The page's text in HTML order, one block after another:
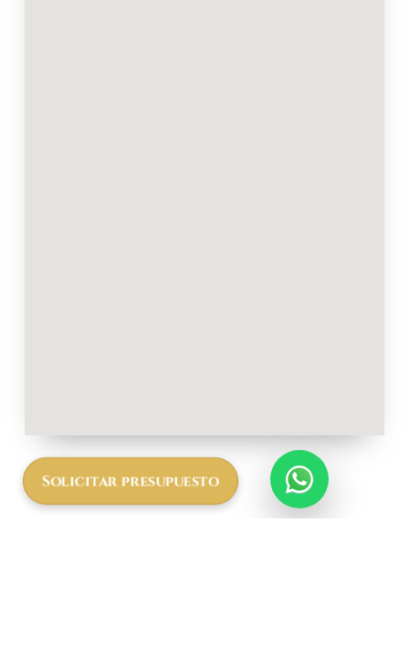
Solicitar presupuesto